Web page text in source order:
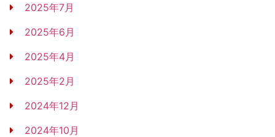
2025年7月
2025年6月
2025年4月
2025年2月
2024年12月
2024年10月